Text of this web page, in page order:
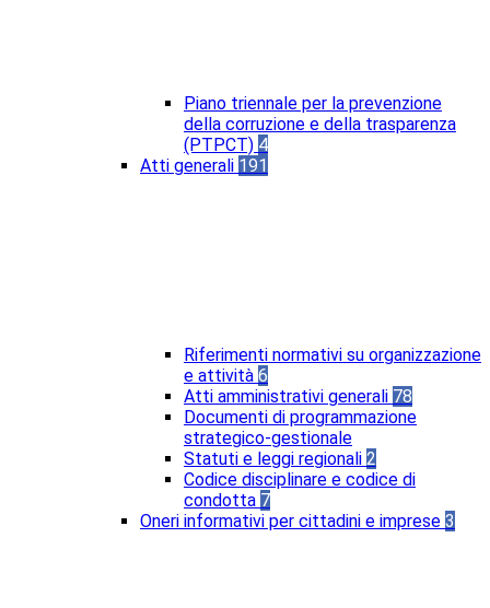
Piano triennale per la prevenzione
della corruzione e della trasparenza
(PTPCT) 4
Atti generali 191
Riferimenti normativi su organizzazione
e attività 6
Atti amministrativi generali 78
Documenti di programmazione
strategico-gestionale
Statuti e leggi regionali 2
Codice disciplinare e codice di
condotta 7
Oneri informativi per cittadini e imprese 3